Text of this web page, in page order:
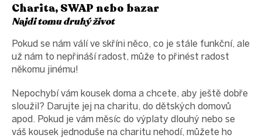
Charita, SWAP nebo bazar
Najdi tomu druhý život
Pokud se nám válí ve skříni něco, co je stále funkční, ale
už nám to nepřináší radost, může to přinést radost
někomu jinému!
Nepochybí vám kousek doma a chcete, aby ještě dobře
sloužil? Darujte jej na charitu, do dětských domovů
apod. Pokud je vám měsíc do výplaty dlouhý nebo se
váš kousek jednoduše na charitu nehodí, můžete ho